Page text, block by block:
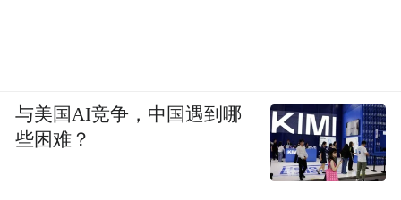
与美国AI竞争，中国遇到哪
些困难？